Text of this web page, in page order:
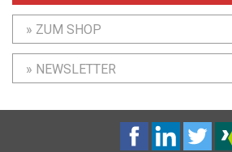
» ZUM SHOP
» NEWSLETTER